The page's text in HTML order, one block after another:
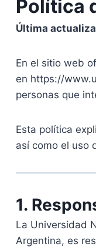
Política
Última
En el sitio web
en https://
personas que
Esta política
así como el uso
1.
La Universidad
Argentina, es